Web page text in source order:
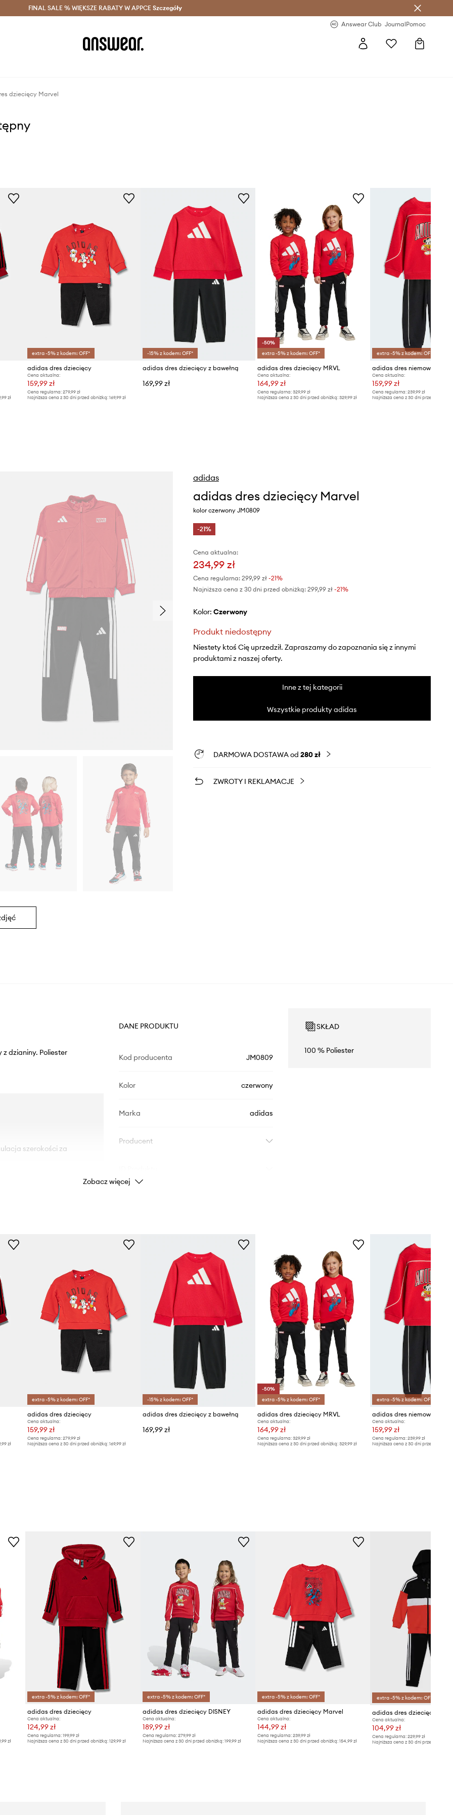
Oszczędzaj z Answear Club > Dostawa nawet w 24h >
FINAL SALE % WIĘKSZE RABATY W APPCE Szczegóły
Answear Club JournalPomoc
dziecięcy Marvel
zł
extra -5% z kodem: OFF*
adidas dres dziecięcy
Cena aktualna:
159,99 zł
Cena regularna: 279,99 zł
Najniższa cena z 30 dni przed obniżką: 169,99 zł
-15% z kodem: OFF*
adidas dres dziecięcy z bawełną
169,99 zł
-50%
extra -5% z kodem: OFF*
adidas dres dziecięcy MRVL
Cena aktualna:
164,99 zł
Cena regularna:329,99 zł
Najniższa cena z 30 dni przed obniżką:329,99 zł
extra -5% z kodem: OFF*
adidas dres niemowlęcy
Cena aktualna:
159,99 zł
Cena regularna: 239,99 zł
Najniższa cena z 30 dni przed obniżką:
adidas
adidas dres dziecięcy Marvel
kolor czerwony JM0809
-21%
Cena aktualna:
234,99 zł
Cena regularna: 299,99 zł-21%
Najniższa cena z 30 dni przed obniżką: 299,99 zł -21%
Kolor: czerwony
Produkt niedostępny
Niestety ktoś Cię uprzedził. Zapraszamy do zapoznania się z innymi
produktami z naszej oferty.
Inne z tej kategorii
Wszystkie produkty adidas
DARMOWA DOSTAWA od 280 zł
ZWROTY I REKLAMACJE
dzianiny. Poliester
szerokości za
DANE PRODUKTU
Kod producenta JM0809
Kolor czerwony
Marka adidas
Producent
SKŁAD
100 % Poliester
Zobacz więcej
zł
extra -5% z kodem: OFF*
adidas dres dziecięcy
Cena aktualna:
159,99 zł
Cena regularna: 279,99 zł
Najniższa cena z 30 dni przed obniżką: 169,99 zł
-15% z kodem: OFF*
adidas dres dziecięcy z bawełną
169,99 zł
-50%
extra -5% z kodem: OFF*
adidas dres dziecięcy MRVL
Cena aktualna:
164,99 zł
Cena regularna:329,99 zł
Najniższa cena z 30 dni przed obniżką:329,99 zł
extra -5% z kodem: OFF*
adidas dres niemowlęcy
Cena aktualna:
159,99 zł
Cena regularna: 239,99 zł
Najniższa cena z 30 dni przed obniżką:
zł
extra -5% z kodem: OFF*
adidas dres dziecięcy
Cena aktualna:
124,99 zł
Cena regularna: 199,99 zł
Najniższa cena z 30 dni przed obniżką: 129,99 zł
extra -5% z kodem: OFF*
adidas dres dziecięcy DISNEY
Cena aktualna:
189,99 zł
Cena regularna: 279,99 zł
Najniższa cena z 30 dni przed obniżką: 199,99 zł
extra -5% z kodem: OFF*
adidas dres dziecięcy Marvel
Cena aktualna:
144,99 zł
Cena regularna:239,99 zł
Najniższa cena z 30 dni przed obniżką:154,99 zł
extra -5% z kodem: OFF*
adidas dres dziecięcy I 3S
Cena aktualna:
104,99 zł
Cena regularna: 229,99 zł
Najniższa cena z 30 dni przed obniżką: